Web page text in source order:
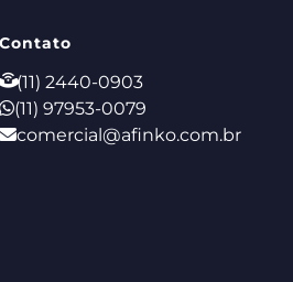
Contato
(11) 2440-0903
(11) 97953-0079
comercial@afinko.com.br